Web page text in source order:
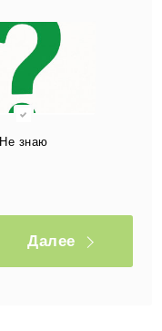
Не знаю
Далее